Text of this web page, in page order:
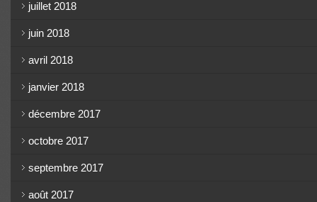
juillet 2018
juin 2018
avril 2018
janvier 2018
décembre 2017
octobre 2017
septembre 2017
août 2017